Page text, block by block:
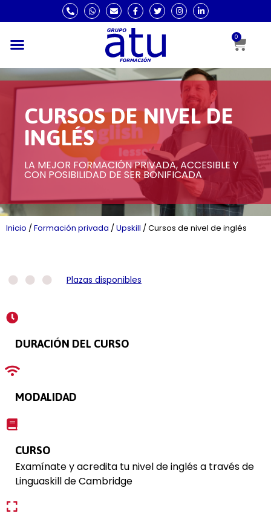
0
CURSOS DE NIVEL DE
INGLÉS
LA MEJOR FORMACIÓN PRIVADA, ACCESIBLE Y
CON POSIBILIDAD DE SER BONIFICADA
Inicio /Formación privada /Upskill /Cursos de nivel de inglés
Plazas disponibles
DURACIÓN DEL CURSO
MODALIDAD
CURSO
Examínate y acredita tu nivel de inglés a través de
Linguaskill de Cambridge